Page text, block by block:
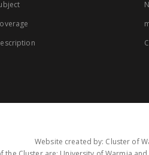
Website created by: Cluster of